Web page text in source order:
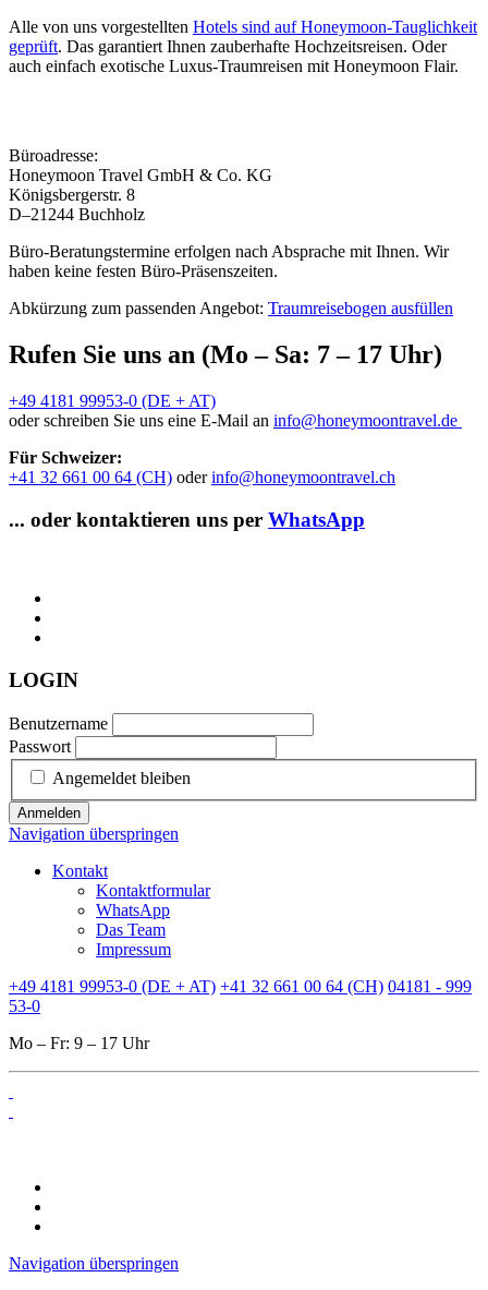
Alle von uns vorgestellten Hotels sind auf Honeymoon-Tauglichkeit
geprüft. Das garantiert Ihnen zauberhafte Hochzeitsreisen. Oder
auch einfach exotische Luxus-Traumreisen mit Honeymoon Flair.
Büroadresse:
Honeymoon Travel GmbH & Co. KG
Königsbergerstr. 8
D–21244 Buchholz
Büro-Beratungstermine erfolgen nach Absprache mit Ihnen. Wir
haben keine festen Büro-Präsenszeiten.
Abkürzung zum passenden Angebot: Traumreisebogen ausfüllen
Rufen Sie uns an (Mo – Sa: 7 – 17 Uhr)
+49 4181 99953-0 (DE + AT)
oder schreiben Sie uns eine E-Mail an info@honeymoontravel.de
Für Schweizer:
+41 32 661 00 64 (CH) oderinfo@honeymoontravel.ch
... oder kontaktieren uns per WhatsApp
LOGIN
Benutzername
Passwort
Angemeldet bleiben
Anmelden
Navigation überspringen
Kontakt
Kontaktformular
WhatsApp
Das Team
Impressum
+49 4181 99953-0 (DE + AT) +41 32 661 00 64 (CH) 04181 - 999
53-0
Mo – Fr: 9 – 17 Uhr
Navigation überspringen